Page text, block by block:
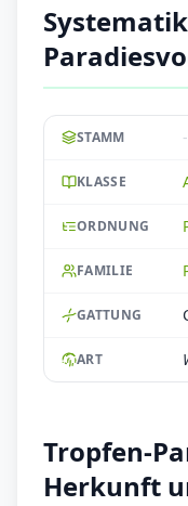
STAMM
KLASSE
ORDNUNG
FAMILIE
GATTUNG
ART
Tropfen-
Herkunft